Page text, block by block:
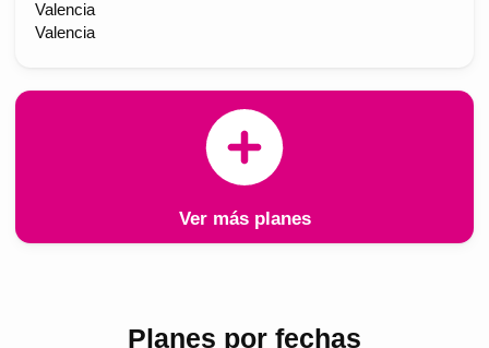
Valencia
Valencia
Ver más planes
Planes por fechas